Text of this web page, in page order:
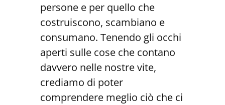
persone e per quello che
costruiscono, scambiano e
consumano. Tenendo gli occhi
aperti sulle cose che contano
davvero nelle nostre vite,
crediamo di poter
comprendere meglio ciò che ci